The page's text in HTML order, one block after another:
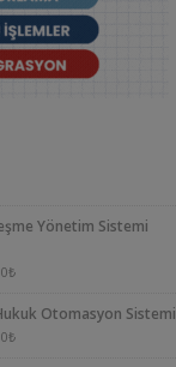
Yönetim Sistemi
₺
Otomasyon Sistemi
₺